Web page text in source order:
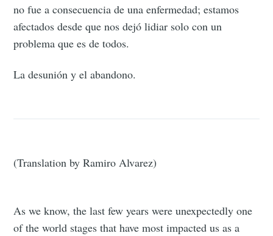
no fue a consecuencia de una enfermedad; estamos
afectados desde que nos dejó lidiar solo con un
problema que es de todos.
La desunión y el abandono.
(Translation by Ramiro Alvarez)
As we know, the last few years were unexpectedly one
of the world stages that have most impacted us as a